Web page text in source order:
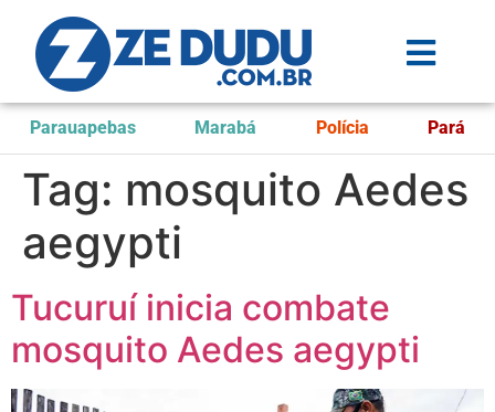
Parauapebas Marabá Polícia Pará
Tag: mosquito Aedes
aegypti
Tucuruí inicia combate
mosquito Aedes aegypti